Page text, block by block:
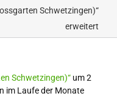
Schwetzingen)“
erweitert
Schwetzingen)“um 2
im Laufe der Monate